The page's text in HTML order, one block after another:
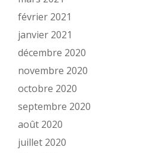
février 2021
janvier 2021
décembre 2020
novembre 2020
octobre 2020
septembre 2020
août 2020
juillet 2020